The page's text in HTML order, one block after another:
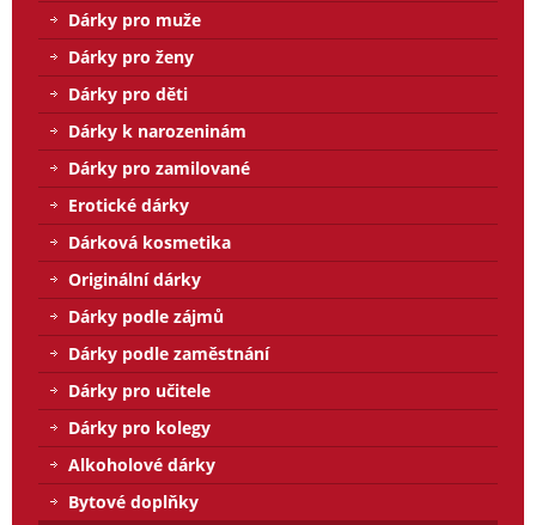
Dárky pro muže
Dárky pro ženy
Dárky pro děti
Dárky k narozeninám
Dárky pro zamilované
Erotické dárky
Dárková kosmetika
Originální dárky
Dárky podle zájmů
Dárky podle zaměstnání
Dárky pro učitele
Dárky pro kolegy
Alkoholové dárky
Bytové doplňky